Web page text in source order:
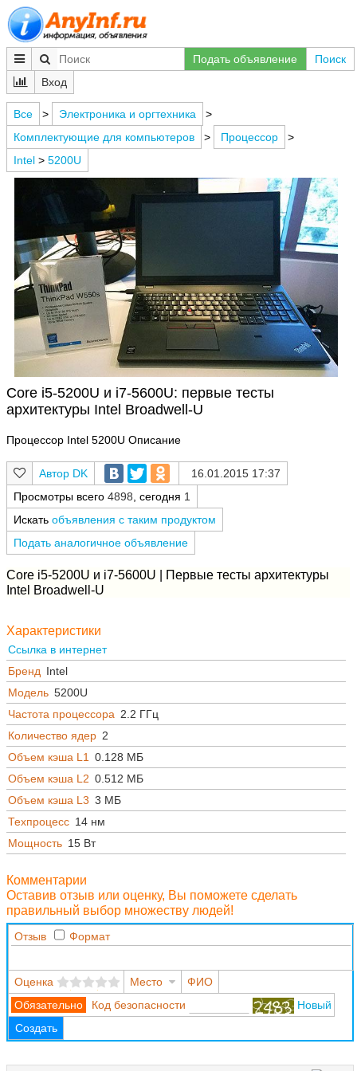
Подать объявление
Поиск
Вход
Все > Электроника и оргтехника
>
Комплектующие для компьютеров
> Процессор
>
Intel > 5200U
Core i5-5200U и i7-5600U: первые тесты
архитектуры Intel Broadwell-U
Процессор Intel 5200U Описание
DK
16.01.2015 17:37
Просмотры всего 4898 , сегодня 1
Искать объявления с таким продуктом
Подать аналогичное объявление
Core i5-5200U и i7-5600U | Первые тесты архитектуры
Intel Broadwell-U
Характеристики
Ссылка в интернет
Бренд Intel
Модель 5200U
Частота процессора 2.2 ГГц
Количество ядер 2
Объем кэша L1 0.128 МБ
Объем кэша L2 0.512 МБ
Объем кэша L3 3 МБ
Техпроцесс 14 нм
Мощность 15 Вт
Комментарии
Оставив отзыв или оценку, Вы поможете сделать
правильный выбор множеству людей!
Отзыв Формат
Оценка Место
ФИО
Код безопасности
Новый
Создать